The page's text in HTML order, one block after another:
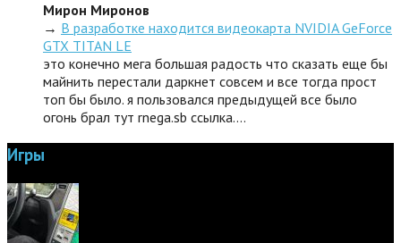
Мирон Миронов
→ В разработке находится видеокарта NVIDIA GeForce
GTX TITAN LE
это конечно мега большая радость что сказать еще бы
майнить перестали даркнет совсем и все тогда прост
топ бы было. я пользовался предыдущей все было
огонь брал тут rnega.sb ссылка.…
Игры